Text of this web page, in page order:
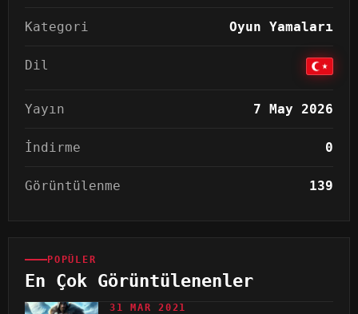
Kategori Oyun Yamaları
Dil
Yayın 7 May 2026
İndirme 0
Görüntülenme 139
POPÜLER
En Çok Görüntülenenler
31 MAR 2021